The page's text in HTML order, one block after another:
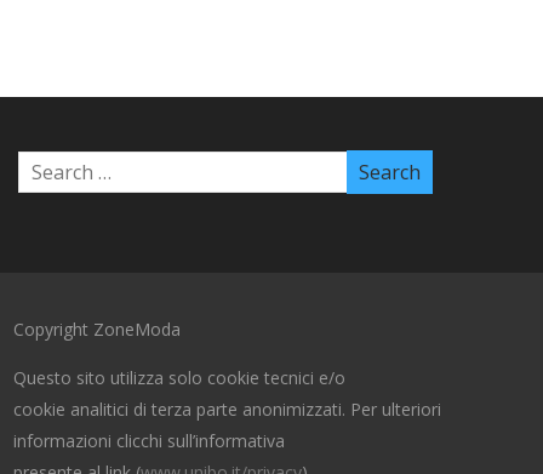
Copyright ZoneModa
Questo sito utilizza solo cookie tecnici e/o
cookie analitici di terza parte anonimizzati. Per ulteriori
informazioni clicchi sull’informativa